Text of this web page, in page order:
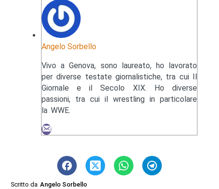
Angelo Sorbello
Vivo a Genova, sono laureato, ho lavorato
per diverse testate giornalistiche, tra cui Il
Giornale e il Secolo XIX. Ho diverse
passioni, tra cui il wrestling in particolare
la WWE.
Scritto da Angelo Sorbello